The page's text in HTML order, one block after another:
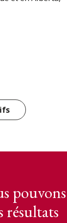
pouvons
résultats